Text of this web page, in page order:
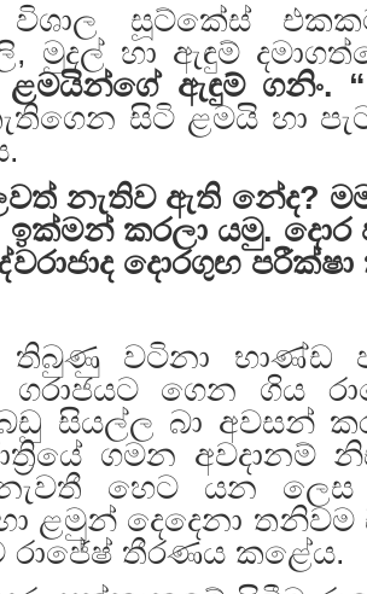
විශාල සූට්කේස්
මුදල් හා ඇඳුම්
ළමයින්ගේ ඇඳුම් ගනිං. “
සිටි ළමයි හා
නැතිව ඇති නේද?
ඉක්මන් කරලා යමු. දොර
දොරගුඟ පරීක්ෂා
තිබුණු වටිනා භාණ්ඩ
ගරාජයට ගෙන ගිය
සියල්ල බා අවසන්
ගමන අවදානම්
හෙට යන ලෙස
ළමුන් දෙදෙනා තනිවම
රාජේෂ් තීරණය කළේය.